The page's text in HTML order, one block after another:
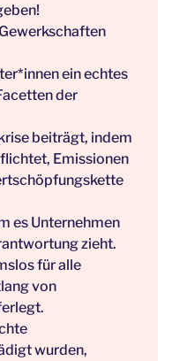
ein echtes
der
beiträgt, indem
Emissionen
es Unternehmen
zieht.
für alle
von
wurden,